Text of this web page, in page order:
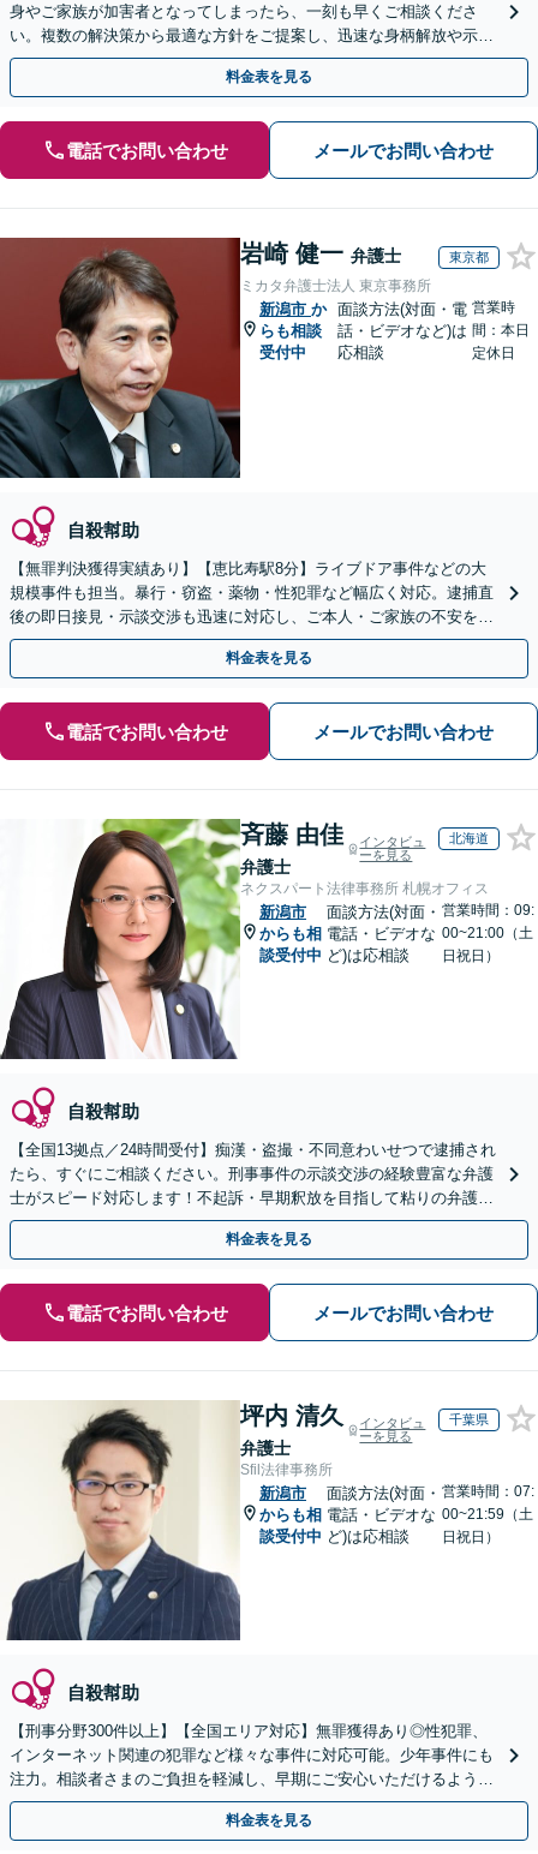
身やご家族が加害者となってしまったら、一刻も早くご相談くださ
い。複数の解決策から最適な方針をご提案し、迅速な身柄解放や示談
交渉に向けて全力で動きます。【東三条駅徒歩10分】
料金表を見る
電話でお問い合わせ メールでお問い合わせ
岩崎 健一 弁護士 東京都
ミカタ弁護士法人 東京事務所
新潟市 か
らも相談
受付中
面談方法(対面・電
話・ビデオなど)は
応相談
営業時
間：本日
定休日
自殺幇助
【無罪判決獲得実績あり】【恵比寿駅8分】ライブドア事件などの大
規模事件も担当。暴行・窃盗・薬物・性犯罪など幅広く対応。逮捕直
後の即日接見・示談交渉も迅速に対応し、ご本人・ご家族の不安を最
小限に抑えます。【初回相談可能】【WEB面談可能】
料金表を見る
電話でお問い合わせ メールでお問い合わせ
斉藤 由佳
弁護士
インタビュ
ーを見る
北海道
ネクスパート法律事務所 札幌オフィス
新潟市
からも相
談受付中
面談方法(対面・
電話・ビデオな
ど)は応相談
営業時間：09:
00~21:00（土
日祝日）
自殺幇助
【全国13拠点／24時間受付】痴漢・盗撮・不同意わいせつで逮捕され
たら、すぐにご相談ください。刑事事件の示談交渉の経験豊富な弁護
士がスピード対応します！不起訴・早期釈放を目指して粘りの弁護活
動を行います。
料金表を見る
電話でお問い合わせ メールでお問い合わせ
坪内 清久
弁護士
インタビュ
ーを見る
千葉県
Sfil法律事務所
新潟市
からも相
談受付中
面談方法(対面・
電話・ビデオな
ど)は応相談
営業時間：07:
00~21:59（土
日祝日）
自殺幇助
【刑事分野300件以上】【全国エリア対応】無罪獲得あり◎性犯罪、
インターネット関連の犯罪など様々な事件に対応可能。少年事件にも
注力。相談者さまのご負担を軽減し、早期にご安心いただけるよう尽
力します【遠方のご依頼可】【裁判員裁判の経験あり】
料金表を見る